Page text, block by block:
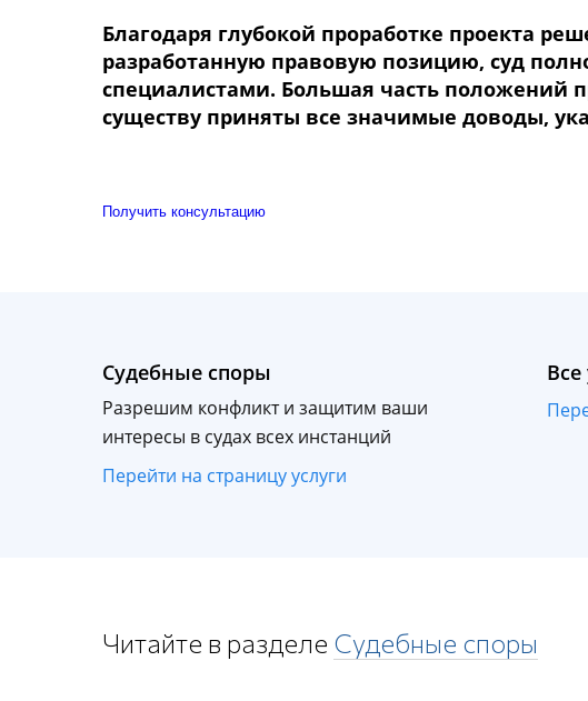
Благодаря глубокой проработке проекта
разработанную правовую позицию, суд
специалистами. Большая часть положений
существу приняты все значимые доводы,
Получить консультацию
Судебные споры
Разрешим конфликт и защитим ваши
интересы в судах всех инстанций
Перейти на страницу услуги
Все
Читайте в разделе Судебные споры